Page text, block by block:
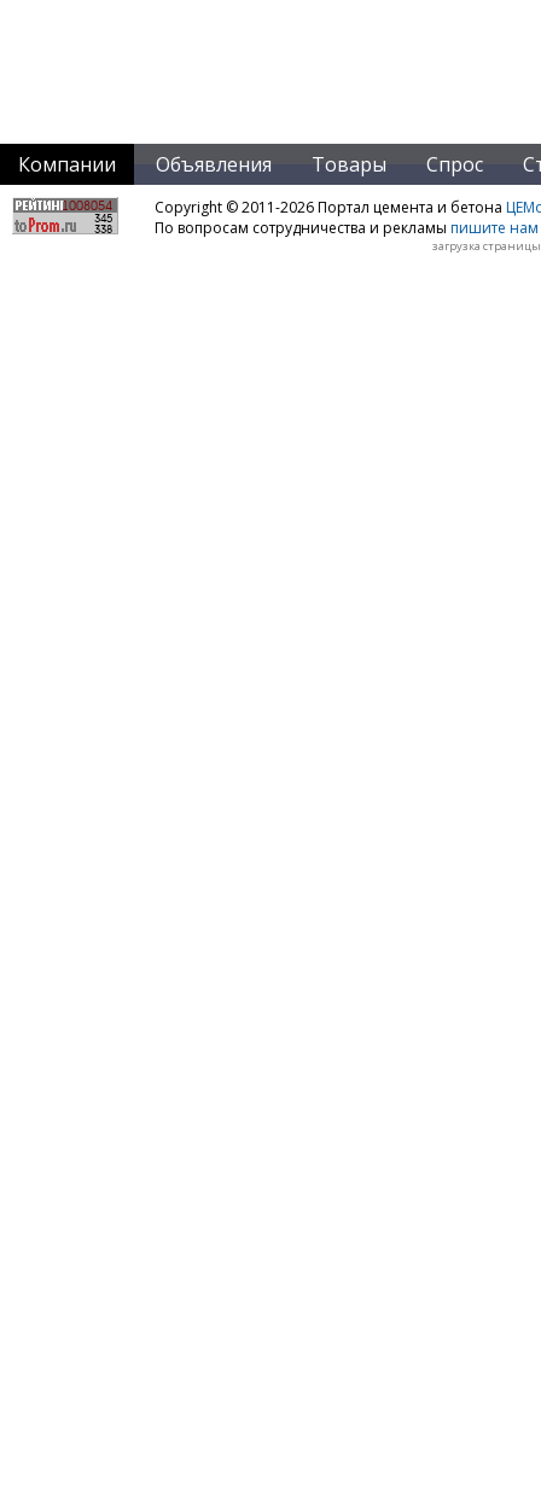
Компании Объявления Товары Спрос
Copyright © 2011-2026 Портал цемента и бетона
По вопросам сотрудничества и рекламы пишите нам
загрузка